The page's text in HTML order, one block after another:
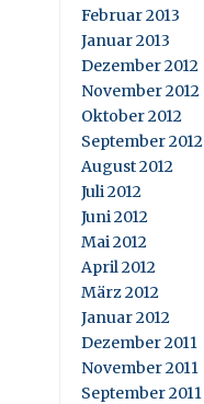
Februar 2013
Januar 2013
Dezember 2012
November 2012
Oktober 2012
September 2012
August 2012
Juli 2012
Juni 2012
Mai 2012
April 2012
März 2012
Januar 2012
Dezember 2011
November 2011
September 2011